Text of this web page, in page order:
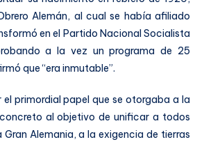
Alemán, al cual se había afiliado
en el Partido Nacional Socialista
a la vez un programa de 25
que “era inmutable”.
primordial papel que se otorgaba a la
al objetivo de unificar a todos
Gran Alemania, a la exigencia de tierras